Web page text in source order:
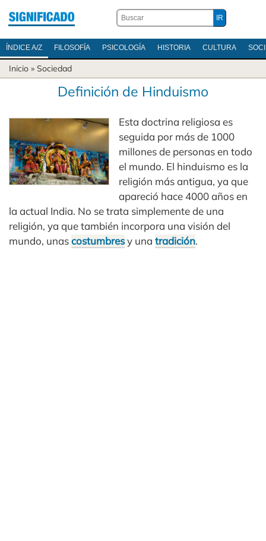
ÍNDICE A/Z FILOSOFÍA PSICOLOGÍA HISTORIA CULTURA
Inicio » Sociedad
Definición de Hinduismo
Esta doctrina religiosa es
seguida por más de 1000
millones de personas en todo
el mundo. El hinduismo es la
religión más antigua, ya que
apareció hace 4000 años en
la actual India. No se trata simplemente de una
religión, ya que también incorpora una visión del
mundo, unascostumbresy una tradición.